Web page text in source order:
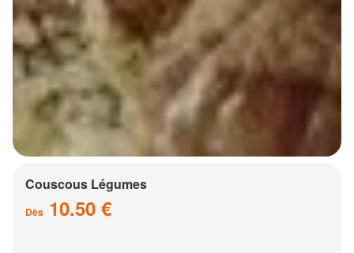
Couscous Légumes
Dès 10.50 €